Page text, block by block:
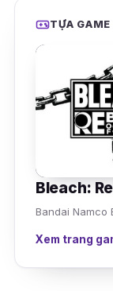
TỰA
Bleach:
Bandai Namco
Xem trang